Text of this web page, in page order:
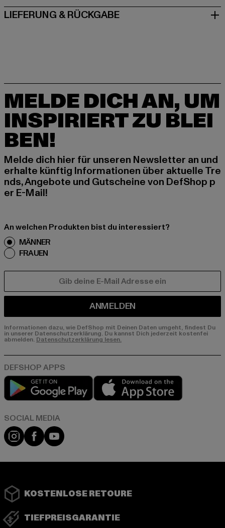
LIEFERUNG & RÜCKGABE
MELDE DICH AN, UM
INSPIRIERT ZU BLEI
BEN!
Melde dich hier für unseren Newsletter an und
erhalte künftig Informationen über aktuelle Tre
nds, Angebote und Gutscheine von DefShop p
er E-Mail!
An welchen Produkten bist du interessiert?
MÄNNER
FRAUEN
ANMELDEN
Informationen dazu, wie DefShop mit Deinen Daten umgeht, findest Du
in unserer Datenschutzerklärung. Du kannst Dich jederzeit kostenfei
abmelden. Datenschutzerklärung lesen.
Play market
Instagram
FacebookYouTube
KOSTENLOSE RETOURE
TIEFPREISGARANTIE